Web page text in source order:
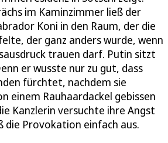
im Kaminzimmer ließ der
Koni in den Raum, der die
der ganz anders wurde, wenn
trauen darf. Putin sitzt
er wusste nur zu gut, dass
fürchtet, nachdem sie
einem Rauhaardackel gebissen
Kanzlerin versuchte ihre Angst
die Provokation einfach aus.